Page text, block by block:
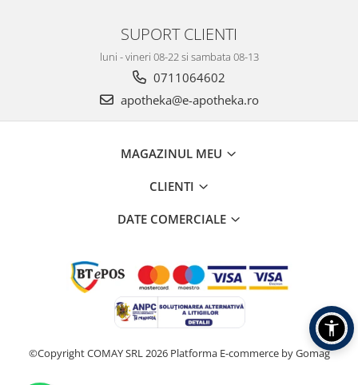
SUPORT CLIENTI
luni - vineri 08-22 si sambata 08-13
0711064602
apotheka@e-apotheka.ro
MAGAZINUL MEU
CLIENTI
DATE COMERCIALE
©Copyright COMAY SRL 2026 Platforma E-commerce by Gomag